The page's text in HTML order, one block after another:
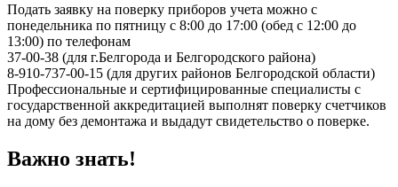
Подать заявку на поверку приборов учета можно с
понедельника по пятницу с 8:00 до 17:00 (обед с 12:00 до
13:00) по телефонам
37-00-38 (для г.Белгорода и Белгородского района)
8-910-737-00-15 (для других районов Белгородской области)
Профессиональные и сертифицированные специалисты с
государственной аккредитацией выполнят поверку счетчиков
на дому без демонтажа и выдадут свидетельство о поверке.
Важно знать!